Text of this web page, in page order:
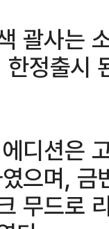
괄사는
정출시
디션은
으며,
무드로